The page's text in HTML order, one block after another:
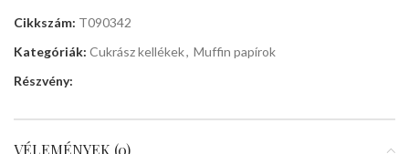
Cikkszám: T090342
Kategóriák: Cukrász kellékek, Muffin papírok
Részvény:
VÉLEMÉNYEK (0)